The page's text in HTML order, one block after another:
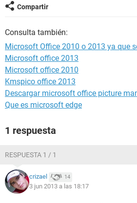
Compartir
Consulta también:
Microsoft Office 2010 o 2013 ya que
Microsoft office 2013
Microsoft office 2010
Kmspico office 2013
Descargar microsoft office picture
Que es microsoft edge
1 respuesta
RESPUESTA 1 / 1
crizael 14
3 jun 2013 a las 18:17